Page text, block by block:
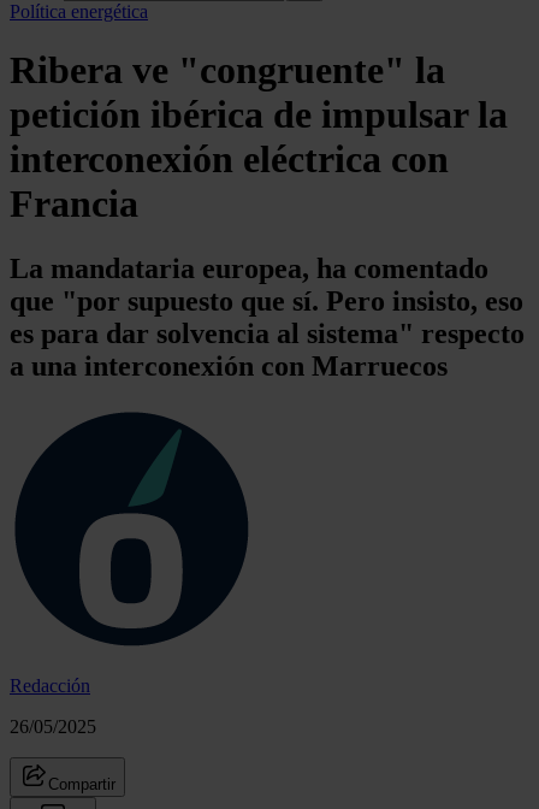
Política energética
Ribera ve "congruente" la
petición ibérica de impulsar la
interconexión eléctrica con
Francia
La mandataria europea, ha comentado
que "por supuesto que sí. Pero insisto, eso
es para dar solvencia al sistema" respecto
a una interconexión con Marruecos
Redacción
26/05/2025
Compartir